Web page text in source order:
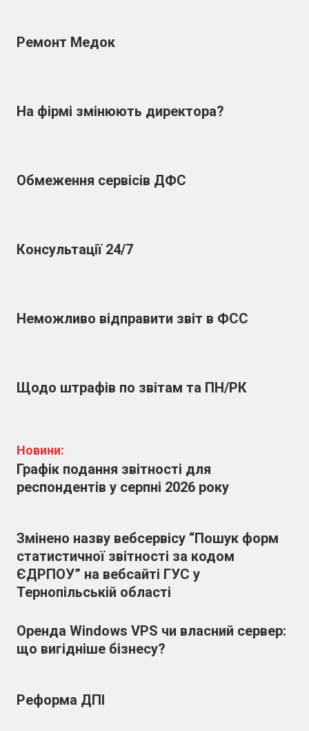
Ремонт Медок
На фірмі змінюють директора?
Обмеження сервісів ДФС
Консультації 24/7
Неможливо відправити звіт в ФСС
Щодо штрафів по звітам та ПН/РК
Новини:
Графік подання звітності для
респондентів у серпні 2026 року
Змінено назву вебсервісу “Пошук форм
статистичної звітності за кодом
ЄДРПОУ” на вебсайті ГУС у
Тернопільській області
Оренда Windows VPS чи власний сервер:
що вигідніше бізнесу?
Реформа ДПІ